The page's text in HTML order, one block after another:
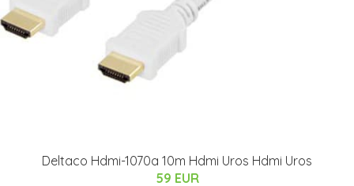
Deltaco Hdmi-1070a 10m Hdmi Uros Hdmi Uros
59 EUR